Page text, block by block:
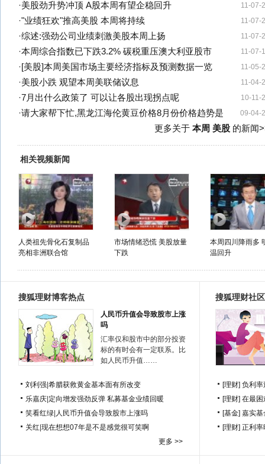
11-07-
·美股劲升势冲顶 A股本周有望企稳回升
11-07-
·"业绩狂欢"推高美股 本周将持续
11-07-
·综述:强劲公司业绩刺激美股本周上扬
11-07-
·本周综合指数已下跌3.2% 碳税重压澳大利亚股市
11-05-
·[美股]本周美国市场主要经济指标及预测数据一览
11-04-
·美股小跌 观望本周美联储议息
10-11-
·7月出什么政策了 可以让各股出现拐点呢
09-04-
·请大家帮下忙,黑龙江海伦黄豆价格8月份价格趋势是
更多关于 本周 美股的新闻
相关视频新闻
人类祖先骨化石复制品
亮相非洲联合馆
市场情绪恐慌 美股放量
下跌
本周四川降雨多
温回升
搜狐理财博客热点
人民币升值会导致股市上涨
吗
汇率仅和股市中的部分投资
标的有时会有一定联系。比
如人民币升值……
刘利强 希腊获救黄金基本面有所改变
乐嘉庆 定向增发强劲反弹 私募基金业绩回暖
笑看红绿 人民币升值会导致股市上涨吗
关红 现在想想07年是不是感觉很可笑啊
更多 >>
搜狐理财社
[理财] 负利率
[理财] 在最困
[基金] 嘉实基
[理财] 正利率